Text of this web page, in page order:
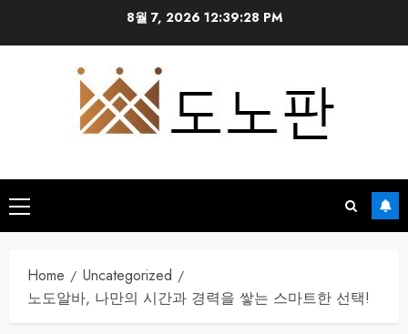
8월 7, 2026 12:39:29 PM
Primary
Menu
Home
Uncategorized
노도알바, 나만의 시간과 경력을 쌓는 스마트한 선택!